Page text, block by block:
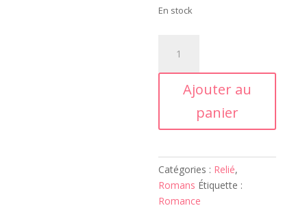
En stock
La
femme
escarpins
Relié
Ajouter au
panier
Catégories : Relié,
Romans Étiquette :
Romance